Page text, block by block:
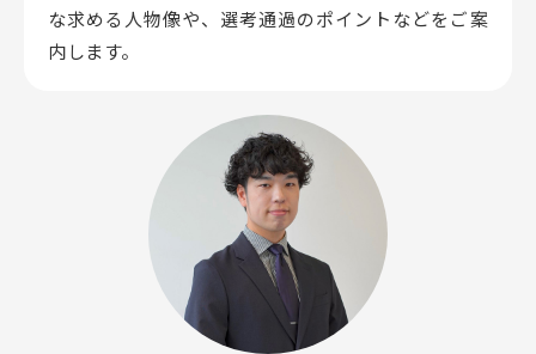
な求める人物像や、選考通過のポイントなどをご案
内します。